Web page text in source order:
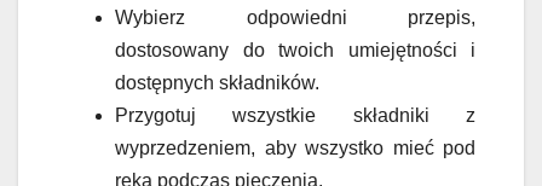
Wybierz odpowiedni przepis,
dostosowany do twoich umiejętności i
dostępnych składników.
Przygotuj wszystkie składniki z
wyprzedzeniem, aby wszystko mieć pod
ręką podczas pieczenia.